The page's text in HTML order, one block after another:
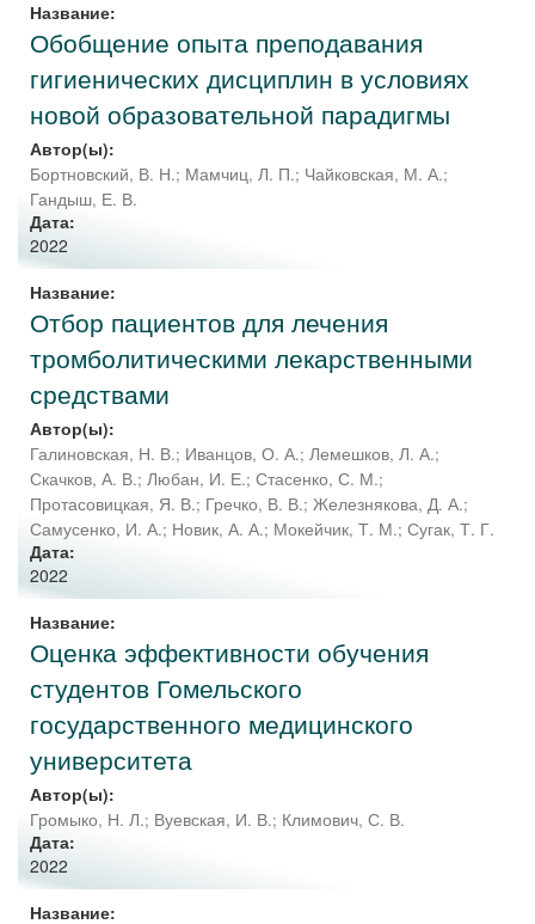
Название:
Обобщение опыта преподавания
гигиенических дисциплин в условиях
новой образовательной парадигмы
Автор(ы):
Бортновский, В. Н.; Мамчиц, Л. П.; Чайковская, М. А.;
Гандыш, Е. В.
Дата:
2022
Название:
Отбор пациентов для лечения
тромболитическими лекарственными
средствами
Автор(ы):
Галиновская, Н. В.; Иванцов, О. А.; Лемешков, Л. А.;
Скачков, А. В.; Любан, И. Е.; Стасенко, С. М.;
Протасовицкая, Я. В.; Гречко, В. В.; Железнякова, Д. А.;
Самусенко, И. А.; Новик, А. А.; Мокейчик, Т. М.; Сугак, Т. Г.
Дата:
2022
Название:
Оценка эффективности обучения
студентов Гомельского
государственного медицинского
университета
Автор(ы):
Громыко, Н. Л.; Вуевская, И. В.; Климович, С. В.
Дата:
2022
Название: